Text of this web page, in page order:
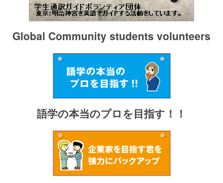
Global Community students volunteers
語学の本当のプロを目指す！！